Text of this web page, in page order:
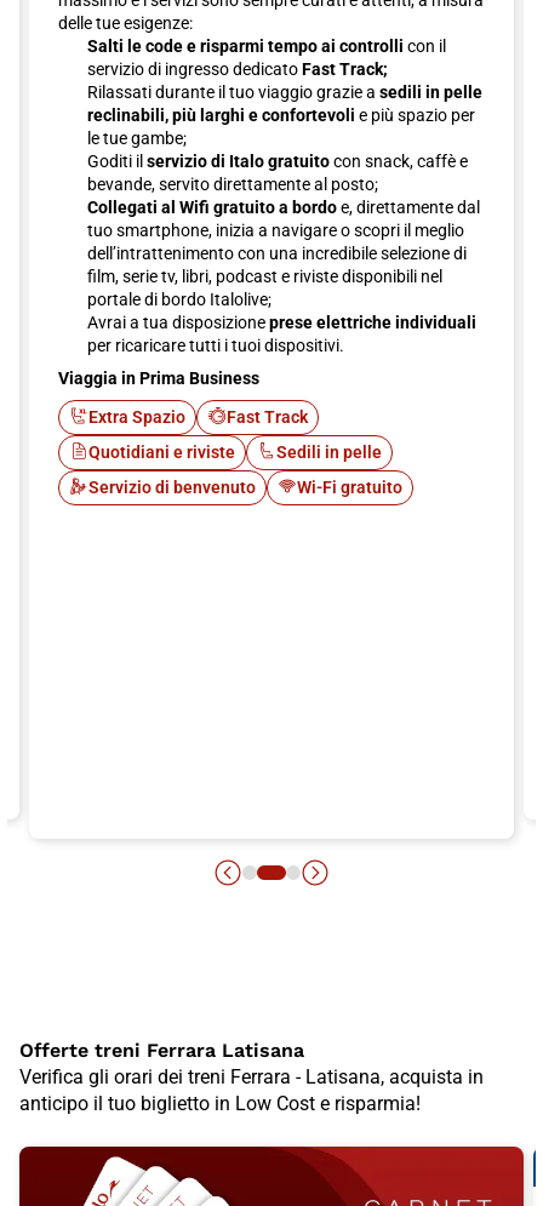
delle tue esigenze:
Salti le code e risparmi tempo ai controlli con il
servizio di ingresso dedicatoFast Track;
Rilassati durante il tuo viaggio grazie a sedili in pelle
reclinabili, più larghi e confortevoli e più spazio per
le tue gambe;
Goditi il servizio di Italo gratuitocon snack, caffè e
bevande, servito direttamente al posto;
Collegati al Wifi gratuito a bordoe, direttamente dal
tuo smartphone, inizia a navigare o scopri il meglio
dell’intrattenimento con una incredibile selezione di
film, serie tv, libri, podcast e riviste disponibili nel
portale di bordo Italolive;
Avrai a tua disposizioneprese elettriche individuali
per ricaricare tutti i tuoi dispositivi.
Viaggia in Prima Business
Extra Spazio
Fast Track
Quotidiani e riviste
Sedili in pelle
Servizio di benvenuto
Wi-Fi gratuito
Offerte treni Ferrara Latisana
Verifica gli orari dei treni Ferrara - Latisana, acquista in
anticipo il tuo biglietto in Low Cost e risparmia!